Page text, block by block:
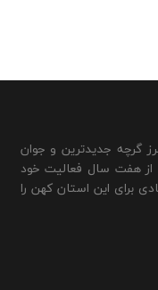
گرچه جدیدترین و جوان
هفت سال فعالیت خود
برای این استان کهن را